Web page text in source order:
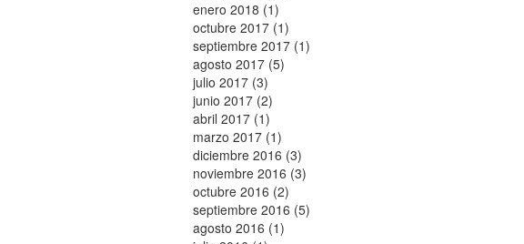
enero 2018 (1)
octubre 2017 (1)
septiembre 2017 (1)
agosto 2017 (5)
julio 2017 (3)
junio 2017 (2)
abril 2017 (1)
marzo 2017 (1)
diciembre 2016 (3)
noviembre 2016 (3)
octubre 2016 (2)
septiembre 2016 (5)
agosto 2016 (1)